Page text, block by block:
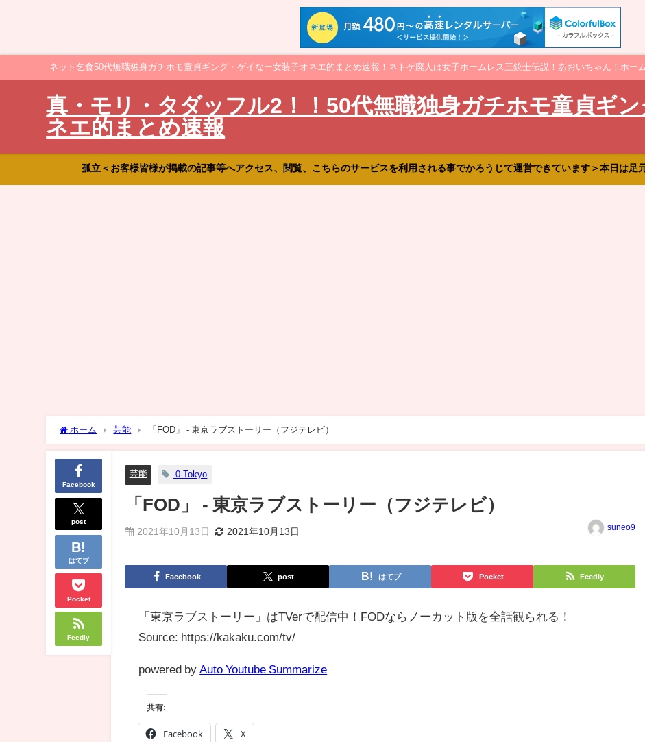
ネット乞食50代無職独身ガチホモ童貞ギング・ゲイなー女装子オネエ的まとめ速報！ネトゲ廃人は女子ホームレス三銃士伝説！あおいちゃん！ホー
真・モリ・タダッフル2！！50代無職独身ガチホモ童貞ギ
ネエ的まとめ速報
孤立＜お客様皆様が掲載の記事等へアクセス、閲覧、こちらのサービスを利用される事でかろうじて運営できています＞本日は足
ホーム 芸能 「FOD」 - 東京ラブストーリー（フジテレビ）
Facebook
post
はてブ
Pocket
Feedly
芸能 -0-Tokyo
「FOD」 - 東京ラブストーリー（フジテレビ）
2021年10月13日 2021年10月13日 suneo9
Facebook post はてブ Pocket Feedly
「東京ラブストーリー」はTVerで配信中！FODならノーカット版を全話観られる！
Source: https://kakaku.com/tv/
powered by Auto Youtube Summarize
共有:
Facebook X